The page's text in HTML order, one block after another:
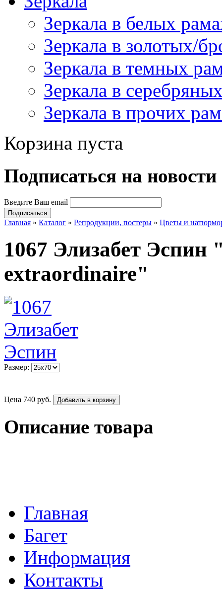
Зеркала в белых
Зеркала в золотых/
Зеркала в темных
Зеркала в
Зеркала в прочих
Корзина пуста
Подпиcаться на новости
Введите Ваш email
Главная » Каталог » Репродукции, постеры » Цветы и
1067 Элизабет Эспин
extraordinaire"
Размер:
Цена 740 руб. Добавить в корзину
Описание товара
Главная
Багет
Информация
Контакты